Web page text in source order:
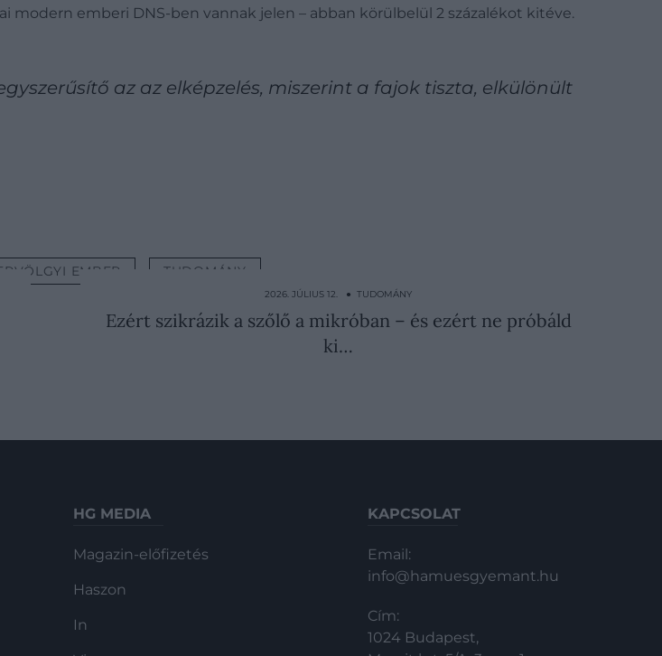
emberi DNS-ben vannak jelen – abban körülbelül 2 százalékot kitéve.
az az elképzelés, miszerint a fajok tiszta, elkülönült
EMBER TUDOMÁNY
2026. JÚLIUS 12. ● TUDOMÁNY
Ezért szikrázik a szőlő a mikróban – és ezért ne próbáld
ki…
HG MEDIA
Magazin-előfizetés
Haszon
In
KAPCSOLAT
Email:
info@hamuesgyemant.hu
Cím:
1024 Budapest,